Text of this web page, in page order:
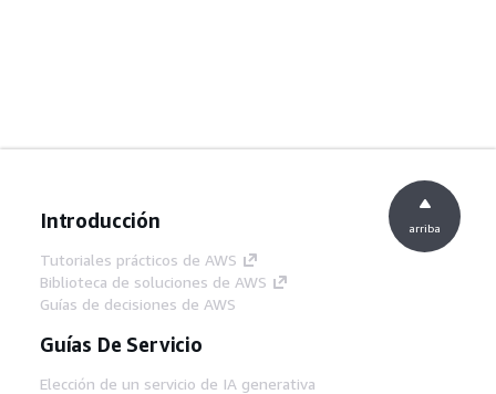
Introducción
Tutoriales prácticos de AWS
Biblioteca de soluciones de AWS
Guías de decisiones de AWS
Guías De Servicio
Elección de un servicio de IA generativa
arriba